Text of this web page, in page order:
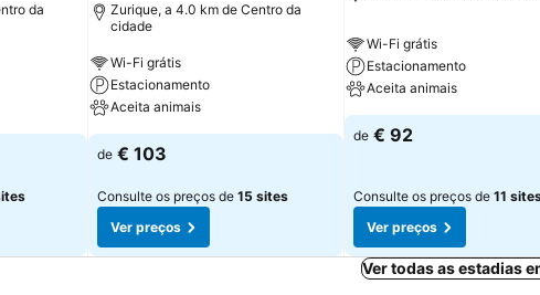
da
Zurique, a 4.0 km de Centro da
cidade
Wi-Fi grátis
Estacionamento
Aceita animais
de € 103
Consulte os preços de 15 sites
Ver preços
Wi-Fi grátis
Estacionamento
Aceita animais
de € 92
Consulte os preços de 11
Ver preços
Ver todas as estadias